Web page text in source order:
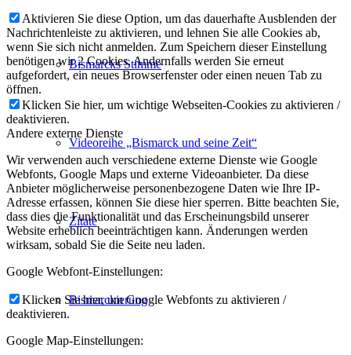
Bismarcks Stimme
Videoreihe „Bismarck und seine Zeit“
Zitate
Bismarckierung
Aktivieren Sie diese Option, um das dauerhafte Ausblenden der
Nachrichtenleiste zu aktivieren, und lehnen Sie alle Cookies ab,
wenn Sie sich nicht anmelden. Zum Speichern dieser Einstellung
benötigen wir 2 Cookies. Andernfalls werden Sie erneut
aufgefordert, ein neues Browserfenster oder einen neuen Tab zu
öffnen.
Klicken Sie hier, um wichtige Webseiten-Cookies zu aktivieren /
deaktivieren.
Andere externe Dienste
Wir verwenden auch verschiedene externe Dienste wie Google
Webfonts, Google Maps und externe Videoanbieter. Da diese
Anbieter möglicherweise personenbezogene Daten wie Ihre IP-
Adresse erfassen, können Sie diese hier sperren. Bitte beachten Sie,
dass dies die Funktionalität und das Erscheinungsbild unserer
Website erheblich beeinträchtigen kann. Änderungen werden
wirksam, sobald Sie die Seite neu laden.
Google Webfont-Einstellungen:
Klicken Sie hier, um Google Webfonts zu aktivieren /
deaktivieren.
Google Map-Einstellungen: